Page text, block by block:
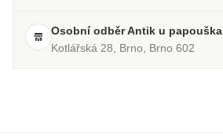
Osobní odběr Antik u papouška
Kotlářská 28, Brno, Brno 602